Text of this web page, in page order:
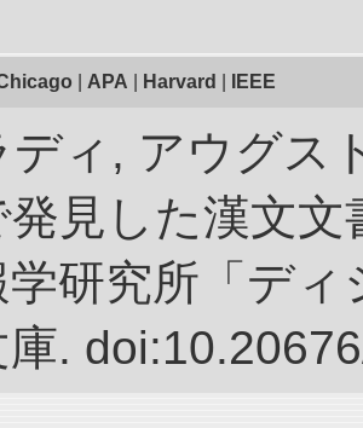
APA Harvard IEEE
ディ, アウグス
見した漢文文
学研究所「デ
庫.